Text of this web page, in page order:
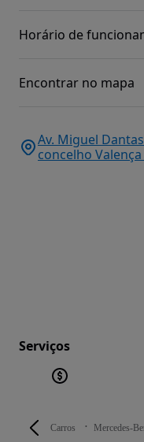
Carros Mercedes-
Horário de
Encontrar no mapa
Av. Miguel
concelho
Serviços